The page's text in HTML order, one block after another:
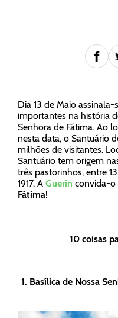
Dia 13 de Maio
importantes na história
Senhora de Fátima. Ao
nesta data, o Santuário
milhões de visitantes.
Santuário tem origem
três pastorinhos, entre
1917. A Guerin convida-o
Fátima!
10 coisas
1. Basílica de Nossa